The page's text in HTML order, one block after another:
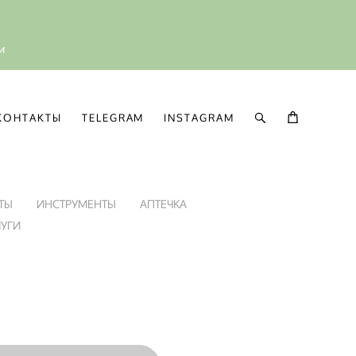
TELEGRAM INSTAGRAM
ИНСТРУМЕНТЫ
АПТЕЧКА